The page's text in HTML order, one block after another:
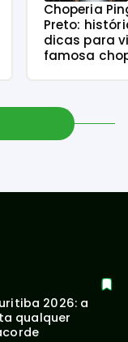
Choperia
Preto:
dicas para
famosa
2026: a
qualquer